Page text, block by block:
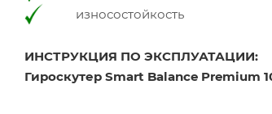
износостойкость
ИНСТРУКЦИЯ ПО ЭКСПЛУАТАЦИИ:
Гироскутер Smart Balance Premium